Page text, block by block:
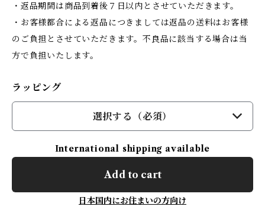
・返品期間は商品到着後７日以内とさせていただきます。
・お客様都合による返品につきましては返品の送料はお客様
のご負担とさせていただきます。不良品に該当する場合は当
方で負担いたします。
ラッピング
選択する（必須）
International shipping available
Add to cart
日本国内にお住まいの方向け